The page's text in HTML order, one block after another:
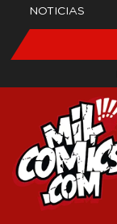
NOTICIAS